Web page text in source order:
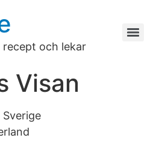
recept och lekar
Visan